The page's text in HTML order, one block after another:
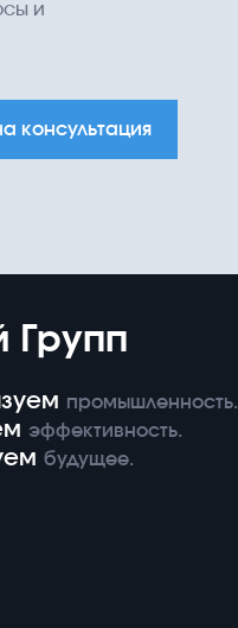
и
консультация
Групп
промышленность.
эффективность.
будущее.